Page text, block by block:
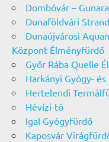
Dombóvár –
Dunaföldvári
Dunaújvárosi
Központ Élményfürdő
Győr Rába Quelle
Harkányi Gyógy-
Hertelendi
Hévízi-tó
Igal Gyógyfürdő
Kaposvár